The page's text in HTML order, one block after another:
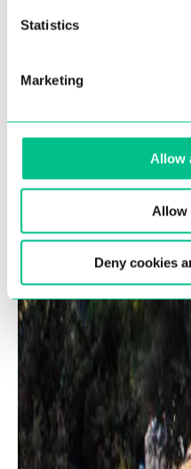
Statistics
Marketing
Allow
Allow
Deny cookies